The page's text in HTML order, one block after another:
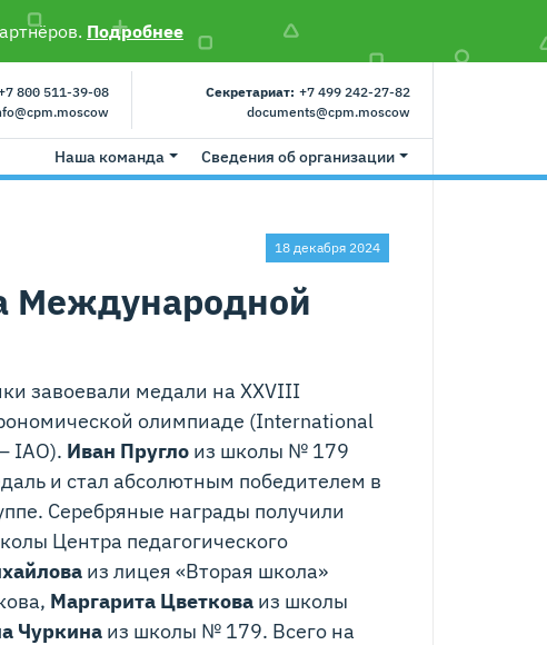
Подробнее
800 511-39-08
Секретариат: +7 499 242-27-82
documents@cpm.moscow
Наша команда Сведения об организации
18 декабря 2024
Международной
завоевали медали на XXVIII
олимпиаде (International
IAO). Иван Пругло из школы № 179
и стал абсолютным победителем в
Серебряные награды получили
Центра педагогического
из лицея «Вторая школа»
Маргарита Цветкова из школы
Чуркина из школы № 179. Всего на